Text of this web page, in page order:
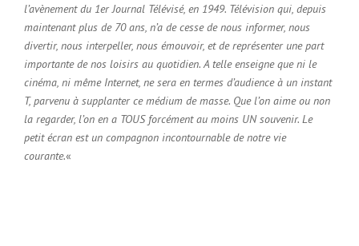
l’avènement du 1er Journal Télévisé, en 1949. Télévision qui, depuis
maintenant plus de 70 ans, n’a de cesse de nous informer, nous
divertir, nous interpeller, nous émouvoir, et de représenter une part
importante de nos loisirs au quotidien. A telle enseigne que ni le
cinéma, ni même Internet, ne sera en termes d’audience à un instant
T, parvenu à supplanter ce médium de masse. Que l’on aime ou non
la regarder, l’on en a TOUS forcément au moins UN souvenir. Le
petit écran est un compagnon incontournable de notre vie
courante.«